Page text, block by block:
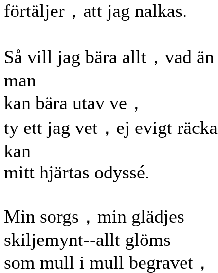
förtäljer，att jag nalkas.
Så vill jag bära allt，vad än
man
kan bära utav ve，
ty ett jag vet，ej evigt räcka
kan
mitt hjärtas odyssé.
Min sorgs，min glädjes
skiljemynt--allt glöms
som mull i mull begravet，